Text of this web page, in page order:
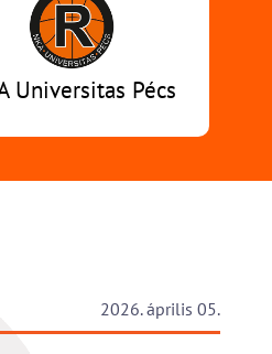
Universitas Pécs
2026. április 05.